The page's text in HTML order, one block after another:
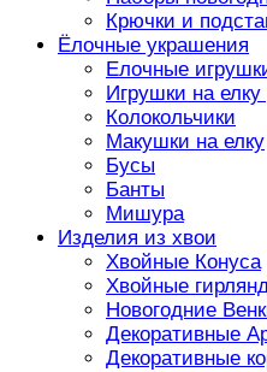
Крючки и
Ёлочные украшения
Елочные
Игрушки на
Колокольчики
Макушки на елку
Бусы
Банты
Мишура
Изделия из хвои
Хвойные Конуса
Хвойные
Новогодние
Декоративные
Декоративные